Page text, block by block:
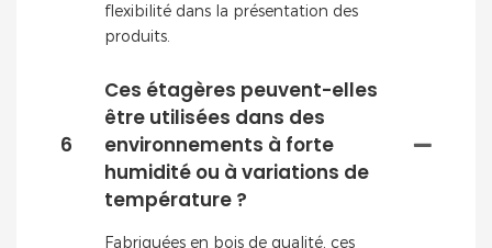
flexibilité dans la présentation des
produits.
6
Ces étagères peuvent-elles
être utilisées dans des
environnements à forte
humidité ou à variations de
température ?
Fabriquées en bois de qualité, ces